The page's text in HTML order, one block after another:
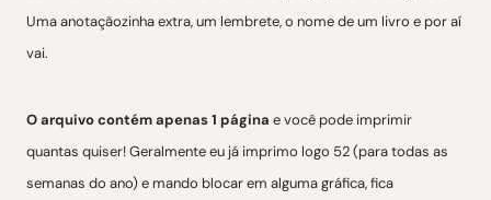
Uma anotaçãozinha extra, um lembrete, o nome de um livro e por aí
vai.
O arquivo contém apenas 1 página e você pode imprimir
quantas quiser! Geralmente eu já imprimo logo 52 (para todas as
semanas do ano) e mando blocar em alguma gráfica, fica